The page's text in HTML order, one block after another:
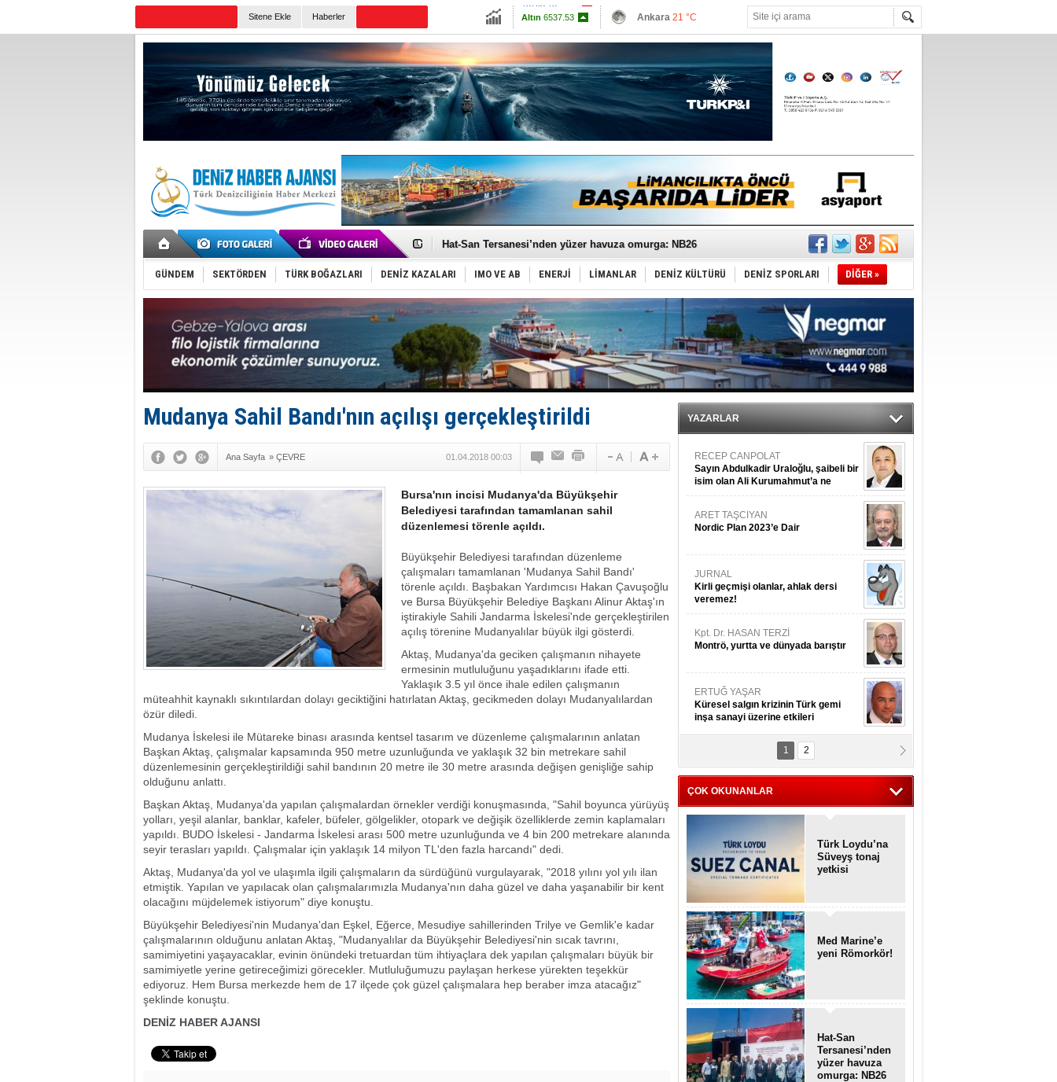
Sitene Ekle Haberler
Altın 6537.53
Euro55.0934
Ankara 21 °C
Antalya24 °C
Muğla 23 °C
Çanakkale 25 °C
Türk Loydu’na Süveyş tonaj yetkisi
Hat-San Tersanesi’nden yüzer havuza omurga: NB26
Med Marine’e yeni Römorkör!
KOSDER’den Karadeniz için ‘Çağrı’!
Kalyoncu’dan ‘Sefer’ kararı!
Tekne, su aldı: 100 yolcu, tahliye edildi
Bacasında yangın çıkan Tanker, demirletildi
Dışişleri Bakanlığı'ndan açıklama: "Takipteyiz"
Depo ve tekneler, alevlere teslim oldu
Kruvaziyer Şirketleri işte buralara ‘Yatırım’ yapıyor
SES Yachts’tan EPOQ 36!
Kargıcak Koyu’nda tekne yangını!
Denizlerin dibinde 8 bin 500 gemi petrol sızıntısı riskiyle çürüyor
İstanbul: Gemide yangın çıktı!
GÜNDEM SEKTÖRDEN TÜRK BOĞAZLARI DENİZ KAZALARI IMO VE AB ENERJİ LİMANLAR DENİZ KÜLTÜRÜ DENİZ SPORLARI DİĞER »
Mudanya Sahil Bandı'nın açılışı gerçekleştirildi
Ana Sayfa » ÇEVRE 01.04.2018 00:03
Bursa'nın incisi Mudanya'da Büyükşehir
Belediyesi tarafından tamamlanan sahil
düzenlemesi törenle açıldı.
Büyükşehir Belediyesi tarafından düzenleme
çalışmaları tamamlanan 'Mudanya Sahil Bandı'
törenle açıldı. Başbakan Yardımcısı Hakan Çavuşoğlu
ve Bursa Büyükşehir Belediye Başkanı Alinur Aktaş'ın
iştirakiyle Sahili Jandarma İskelesi'nde gerçekleştirilen
açılış törenine Mudanyalılar büyük ilgi gösterdi.
Aktaş, Mudanya'da geciken çalışmanın nihayete
ermesinin mutluluğunu yaşadıklarını ifade etti.
Yaklaşık 3.5 yıl önce ihale edilen çalışmanın
müteahhit kaynaklı sıkıntılardan dolayı geciktiğini hatırlatan Aktaş, gecikmeden dolayı Mudanyalılardan
özür diledi.
Mudanya İskelesi ile Mütareke binası arasında kentsel tasarım ve düzenleme çalışmalarının anlatan
Başkan Aktaş, çalışmalar kapsamında 950 metre uzunluğunda ve yaklaşık 32 bin metrekare sahil
düzenlemesinin gerçekleştirildiği sahil bandının 20 metre ile 30 metre arasında değişen genişliğe sahip
olduğunu anlattı.
Başkan Aktaş, Mudanya'da yapılan çalışmalardan örnekler verdiği konuşmasında, "Sahil boyunca yürüyüş
yolları, yeşil alanlar, banklar, kafeler, büfeler, gölgelikler, otopark ve değişik özelliklerde zemin kaplamaları
yapıldı. BUDO İskelesi - Jandarma İskelesi arası 500 metre uzunluğunda ve 4 bin 200 metrekare alanında
seyir terasları yapıldı. Çalışmalar için yaklaşık 14 milyon TL'den fazla harcandı" dedi.
Aktaş, Mudanya'da yol ve ulaşımla ilgili çalışmaların da sürdüğünü vurgulayarak, "2018 yılını yol yılı ilan
etmiştik. Yapılan ve yapılacak olan çalışmalarımızla Mudanya'nın daha güzel ve daha yaşanabilir bir kent
olacağını müjdelemek istiyorum" diye konuştu.
Büyükşehir Belediyesi'nin Mudanya'dan Eşkel, Eğerce, Mesudiye sahillerinden Trilye ve Gemlik'e kadar
çalışmalarının olduğunu anlatan Aktaş, "Mudanyalılar da Büyükşehir Belediyesi'nin sıcak tavrını,
samimiyetini yaşayacaklar, evinin önündeki tretuardan tüm ihtiyaçlara dek yapılan çalışmaları büyük bir
samimiyetle yerine getireceğimizi görecekler. Mutluluğumuzu paylaşan herkese yürekten teşekkür
ediyoruz. Hem Bursa merkezde hem de 17 ilçede çok güzel çalışmalara hep beraber imza atacağız"
şeklinde konuştu.
DENİZ HABER AJANSI
YAZARLAR
RECEP CANPOLAT
Sayın Abdulkadir Uraloğlu, şaibeli bir
isim olan Ali Kurumahmut’a ne
danışıyorsunuz?
ARET TAŞCIYAN
Nordic Plan 2023’e Dair
JURNAL
Kirli geçmişi olanlar, ahlak dersi
veremez!
Kpt. Dr. HASAN TERZİ
Montrö, yurtta ve dünyada barıştır
ERTUĞ YAŞAR
Küresel salgın krizinin Türk gemi
inşa sanayi üzerine etkileri
Kpt. MESUT AZMİ GÖKSOY
ithafen...
1 2
ÇOK OKUNANLAR
Türk Loydu’na
Süveyş tonaj
yetkisi
Med Marine’e
yeni Römorkör!
Hat-San
Tersanesi’nden
yüzer havuza
omurga: NB26